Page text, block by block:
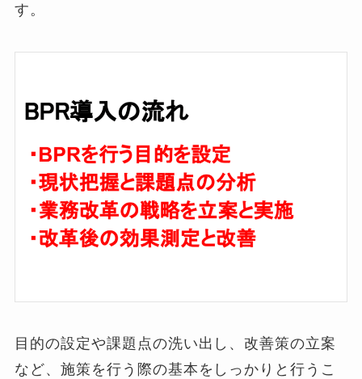
す。
目的の設定や課題点の洗い出し、改善策の立案
など、施策を行う際の基本をしっかりと行うこ